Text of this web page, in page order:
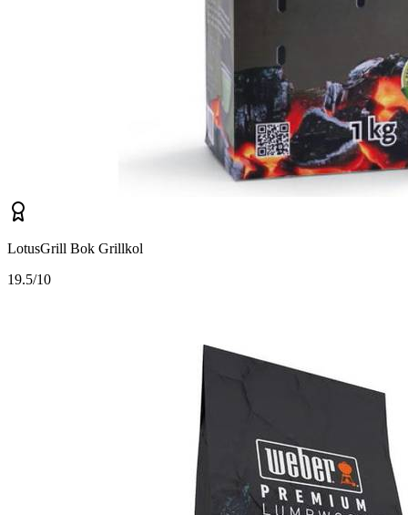
LotusGrill Bok Grillkol
19.5/10